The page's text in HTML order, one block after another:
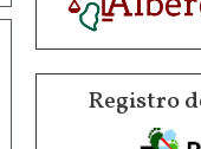
Registro